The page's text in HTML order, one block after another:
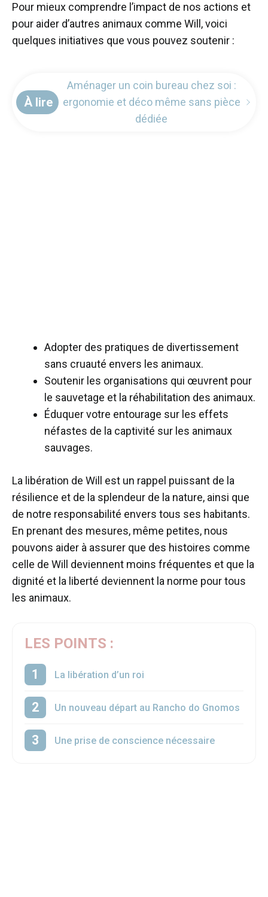
Pour mieux comprendre l’impact de nos actions et
pour aider d’autres animaux comme Will, voici
quelques initiatives que vous pouvez soutenir :
À lire
Aménager un coin bureau chez soi :
ergonomie et déco même sans pièce
dédiée
Adopter des pratiques de divertissement
sans cruauté envers les animaux.
Soutenir les organisations qui œuvrent pour
le sauvetage et la réhabilitation des animaux.
Éduquer votre entourage sur les effets
néfastes de la captivité sur les animaux
sauvages.
La libération de Will est un rappel puissant de la
résilience et de la splendeur de la nature, ainsi que
de notre responsabilité envers tous ses habitants.
En prenant des mesures, même petites, nous
pouvons aider à assurer que des histoires comme
celle de Will deviennent moins fréquentes et que la
dignité et la liberté deviennent la norme pour tous
les animaux.
LES POINTS :
La libération d’un roi
Un nouveau départ au Rancho do Gnomos
Une prise de conscience nécessaire